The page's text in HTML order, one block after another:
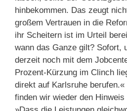
hinbekommen. Das zeugt
großem Vertrauen in die
ihr Scheitern ist im Urteil
wann das Ganze gilt? Sofort,
derzeit noch mit dem
Prozent-Kürzung im Clinch
direkt auf Karlsruhe
finden wir wieder den